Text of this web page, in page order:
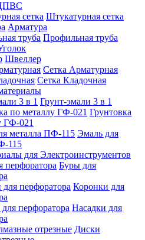
Штукатурная сетка
Арматура
Профильная труба
Швеллер
Сетка Арматурная
Сетка Кладочная
Грунт-эмали 3 в 1
Грунтовка
ГФ-021
Эмаль для
115
для Электроинструментов
Буры для
Коронки для
Насадки для
Диски